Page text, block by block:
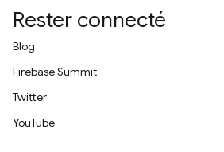
Rester connecté
Blog
Firebase Summit
Twitter
YouTube